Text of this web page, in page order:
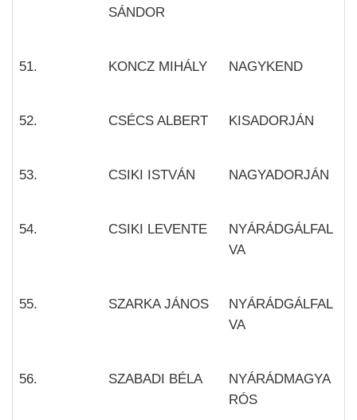
SÁNDOR
51. KONCZ MIHÁLY NAGYKEND
52. CSÉCS ALBERT KISADORJÁN
53. CSIKI ISTVÁN NAGYADORJÁN
54. CSIKI LEVENTE
NYÁRÁDGÁLFAL
VA
55. SZARKA JÁNOS
NYÁRÁDGÁLFAL
VA
56. SZABADI BÉLA
NYÁRÁDMAGYA
RÓS